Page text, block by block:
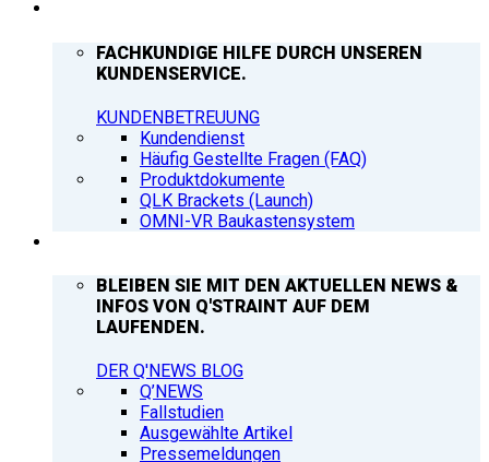
FACHKUNDIGE HILFE DURCH UNSEREN
KUNDENSERVICE.
KUNDENBETREUUNG
Kundendienst
Häufig Gestellte Fragen (FAQ)
Produktdokumente
QLK Brackets (Launch)
OMNI-VR Baukastensystem
BLEIBEN SIE MIT DEN AKTUELLEN NEWS &
INFOS VON Q'STRAINT AUF DEM
LAUFENDEN.
DER Q'NEWS BLOG
Q’NEWS
Fallstudien
Ausgewählte Artikel
Pressemeldungen